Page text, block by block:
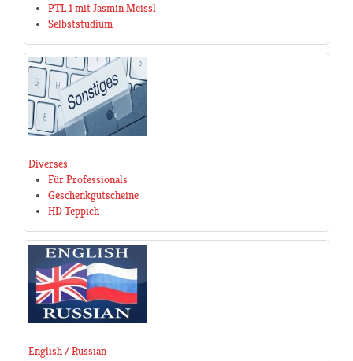
PTL 1 mit Jasmin Meissl
Selbststudium
Diverses
Für Professionals
Geschenkgutscheine
HD Teppich
English / Russian